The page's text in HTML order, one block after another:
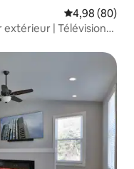
Note
4,98 (80)
extérieur | Télévision
aimés